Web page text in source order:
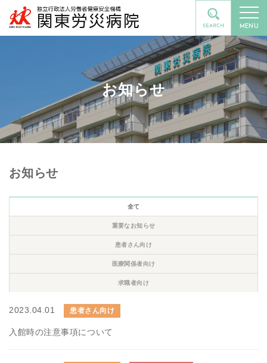
MENU
お知らせ
お知らせ
全て
重要なお知らせ
患者さん向け
医療関係者向け
求職者向け
2023.04.01 患者さん向け
入館時の注意事項について